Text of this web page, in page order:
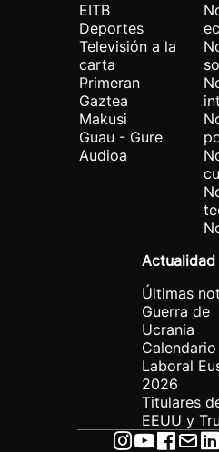
EITB
Deportes
Televisión a la
carta
Primeran
Gaztea
Makusi
Guau - Gure
Audioa
Actualidad
Últimas
Guerra de
Ucrania
Calendario
Laboral
2026
Titulares
EEUU y